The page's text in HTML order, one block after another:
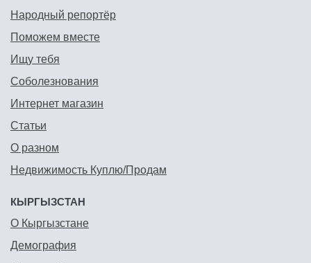
Народный репортёр
Поможем вместе
Ищу тебя
Соболезнования
Интернет магазин
Статьи
О разном
Недвижимость Куплю/Продам
КЫРГЫЗСТАН
О Кыргызстане
Демография